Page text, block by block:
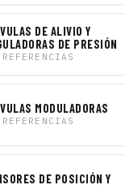
DE ALIVIO Y
DE PRESIÓN
REFERENCIAS
MODULADORAS
REFERENCIAS
DE POSICIÓN Y